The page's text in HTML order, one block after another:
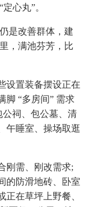
心丸”。
是改善群体，建
，满池芬芳，比
置装备摆设正在
脚 “多房间” 需求
祠、包公墓、清
午睡室、操场取逛
需、刚改需求;
的防滑地砖、卧室
在草坪上野餐、